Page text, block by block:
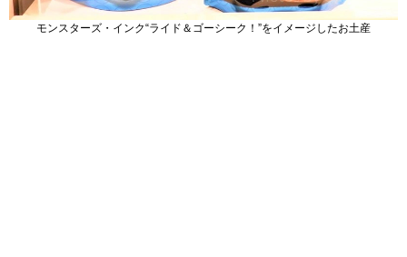
モンスターズ・インク“ライド＆ゴーシーク！”をイメージしたお土産